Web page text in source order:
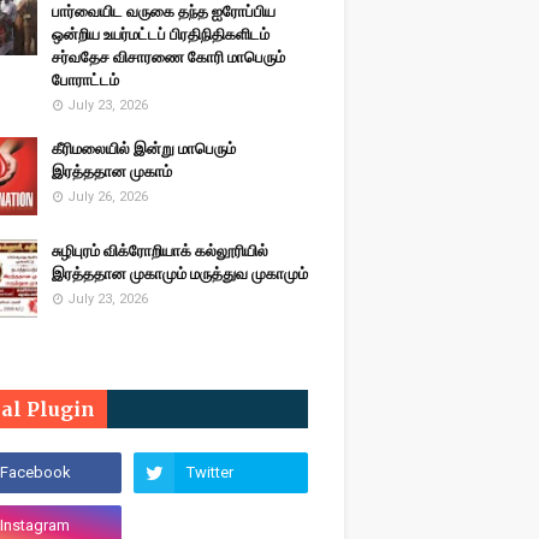
பார்வையிட வருகை தந்த ஐரோப்பிய
ஒன்றிய உயர்மட்டப் பிரதிநிதிகளிடம்
சர்வதேச விசாரணை கோரி மாபெரும்
போராட்டம்
July 23, 2026
கீரிமலையில் இன்று மாபெரும்
இரத்ததான முகாம்
July 26, 2026
சுழிபுரம் விக்ரோறியாக் கல்லூரியில்
இரத்ததான முகாமும் மருத்துவ முகாமும்
July 23, 2026
Plugin